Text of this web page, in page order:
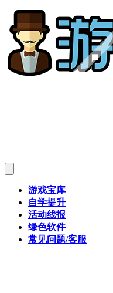
游戏宝库
自学提升
活动线报
绿色软件
常见问题/客服